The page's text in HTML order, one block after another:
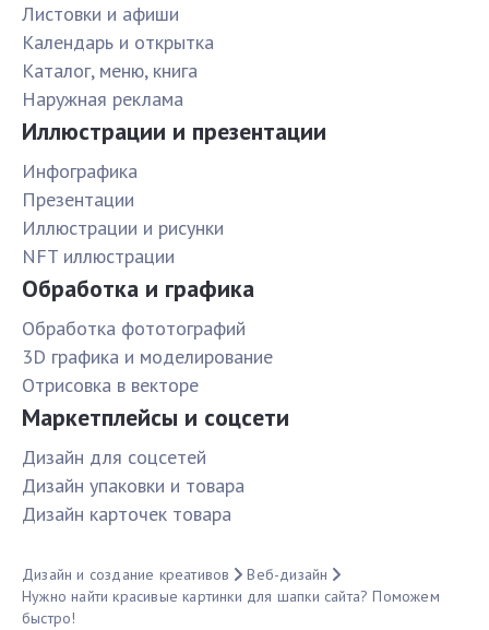
Листовки и афиши
Календарь и открытка
Каталог, меню, книга
Наружная реклама
Иллюстрации и презентации
Инфографика
Презентации
Иллюстрации и рисунки
NFT иллюстрации
Обработка и графика
Обработка фототографий
3D графика и моделирование
Отрисовка в векторе
Маркетплейсы и соцсети
Дизайн для соцсетей
Дизайн упаковки и товара
Дизайн карточек товара
Дизайн и создание креативов
Веб-дизайн
Нужно найти красивые картинки для шапки сайта? Поможем
быстро!